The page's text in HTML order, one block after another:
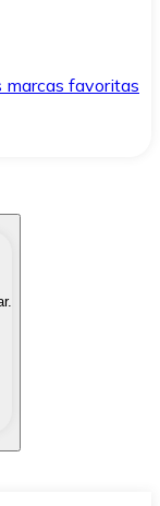
marcas favoritas
de forma
fiduciária